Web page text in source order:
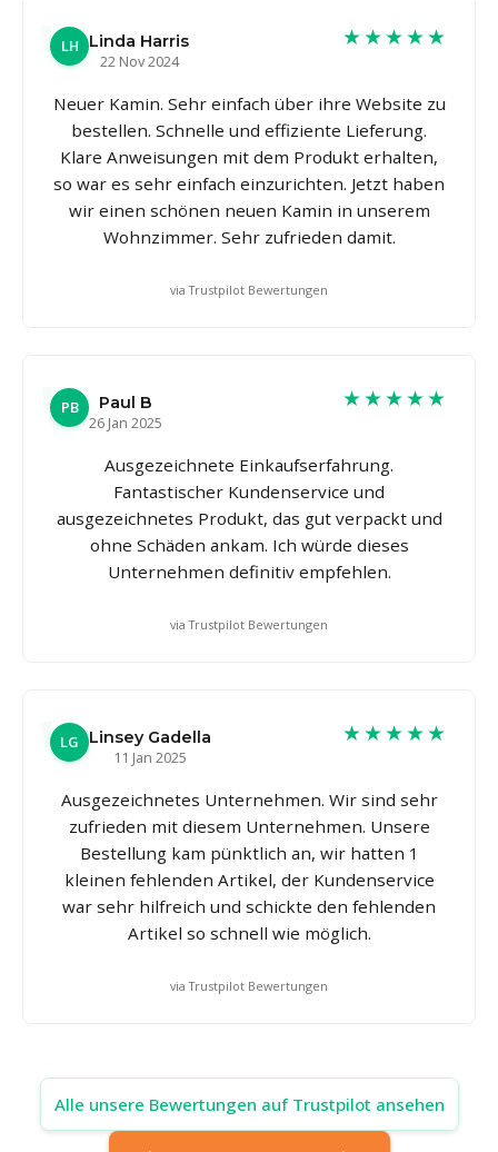
LH
Linda Harris
22 Nov 2024
★★★★★
Neuer Kamin. Sehr einfach über ihre Website zu
bestellen. Schnelle und effiziente Lieferung.
Klare Anweisungen mit dem Produkt erhalten,
so war es sehr einfach einzurichten. Jetzt haben
wir einen schönen neuen Kamin in unserem
Wohnzimmer. Sehr zufrieden damit.
via Trustpilot Bewertungen
PB
Paul B
26 Jan 2025
★★★★★
Ausgezeichnete Einkaufserfahrung.
Fantastischer Kundenservice und
ausgezeichnetes Produkt, das gut verpackt und
ohne Schäden ankam. Ich würde dieses
Unternehmen definitiv empfehlen.
via Trustpilot Bewertungen
LG
Linsey Gadella
11 Jan 2025
★★★★★
Ausgezeichnetes Unternehmen. Wir sind sehr
zufrieden mit diesem Unternehmen. Unsere
Bestellung kam pünktlich an, wir hatten 1
kleinen fehlenden Artikel, der Kundenservice
war sehr hilfreich und schickte den fehlenden
Artikel so schnell wie möglich.
via Trustpilot Bewertungen
Alle unsere Bewertungen auf Trustpilot ansehen